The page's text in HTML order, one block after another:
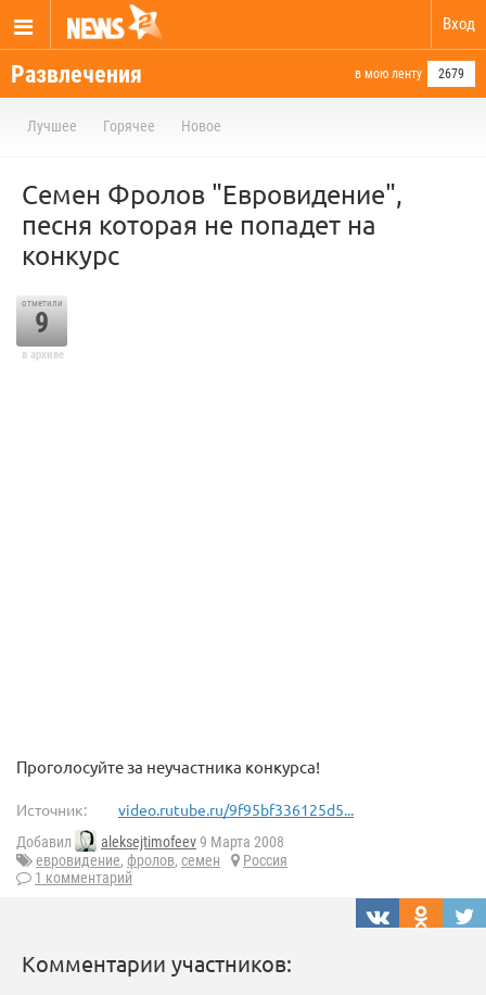
Вход
Развлечения в мою ленту 2679
Лучшее Горячее Новое
Семен Фролов "Евровидение",
песня которая не попадет на
конкурс
отметили
9
в архиве
Проголосуйте за неучастника конкурса!
Источник: video.rutube.ru/9f95bf336125d5...
Добавил aleksejtimofeev9 Марта 2008
евровидение, фролов, семен
Россия
1 комментарий
Комментарии участников: